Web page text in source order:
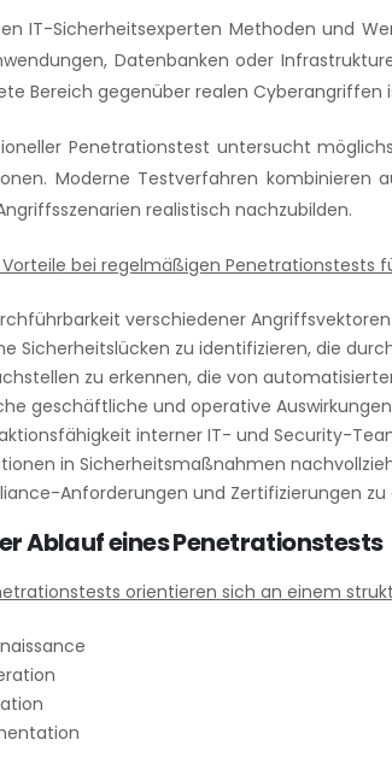
IT-Sicherheitsexperten Methoden und
Datenbanken oder
Bereich gegenüber realen Cyberangriffen
Penetrationstest untersucht
Moderne Testverfahren
realistisch nachzubilden.
Vorteile bei regelmäßigen Penetrationstests
verschiedener
Sicherheitslücken zu identifizieren, die
zu erkennen, die von
geschäftliche und operative
interner IT- und Security-
in Sicherheitsmaßnahmen
Anforderungen und Zertifizierungen
Ablauf eines Penetrationstests
orientieren sich an einem